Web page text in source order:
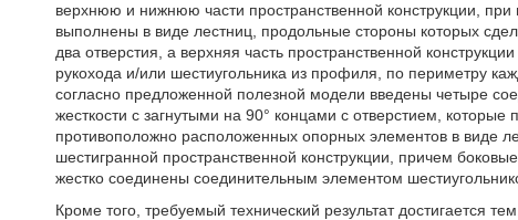
верхнюю и нижнюю части пространственной конструкции,
выполнены в виде лестниц, продольные стороны которых
два отверстия, а верхняя часть пространственной
рукохода и/или шестиугольника из профиля, по периметру
согласно предложенной полезной модели введены четыре
жесткости с загнутыми на 90° концами с отверстием,
противоположно расположенных опорных элементов в виде
шестигранной пространственной конструкции, причем
жестко соединены соединительным элементом
Кроме того, требуемый технический результат достигается